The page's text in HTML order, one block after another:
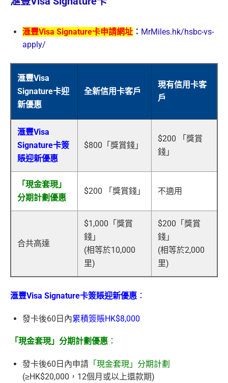
滙豐Visa Signature卡申請網址 ： MrMiles.hk/hsbc-vs-
apply/
滙豐Visa
Signature卡迎
新優惠
全新信用卡客戶
現有信用卡客
戶
滙豐Visa
Signature卡簽
賬迎新優惠
$800「獎賞錢」
$200 「獎賞
錢」
「現金套現」
分期計劃優惠
$200 「獎賞錢」 不適用
合共高達
$1,000「獎賞
錢」
(相等於10,000
里)
$200「獎賞
錢」
(相等於2,000
里)
滙豐Visa Signature卡簽賬迎新優惠 ：
發卡後60日內累積簽賬HK$8,000
「現金套現」分期計劃優惠 ：
發卡後60日內申請 「現金套現」分期計劃
(≥HK$20,000，12個月或以上還款期)